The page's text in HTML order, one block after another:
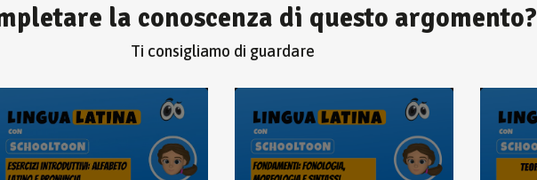
la conoscenza di questo argomento?
Ti consigliamo di guardare